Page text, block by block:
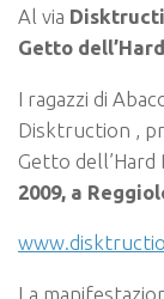
Al via
Getto
I ragazzi di
Disktruction ,
Getto dell’Hard
2009, a
La